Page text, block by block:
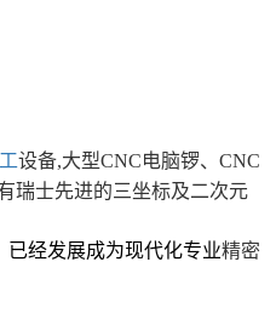
设备,大型CNC电脑锣、CNC
瑞士先进的三坐标及二次元
经发展成为现代化专业精密